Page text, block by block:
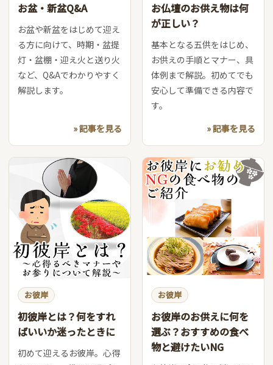
お盆・新盆Q&A
お盆や新盆をはじめて迎え
る方に向けて、時期・盆提
灯・盆棚・迎え火と送り火
など、Q&Aでわかりやすく
解説します。
» 記事を見る
お仏壇のお供え物は何
が正しい？
基本となる五供をはじめ、
お供えの手順とマナー、具
体例まで解説。初めてでも
安心して準備できる内容で
す。
» 記事を見る
お彼岸
初彼岸とは？何をすれ
ばいいか迷ったときに
初めて迎えるお彼岸。心得
お彼岸
お彼岸のお供えに何を
選ぶ？おすすめの食べ
物と避けたいNG